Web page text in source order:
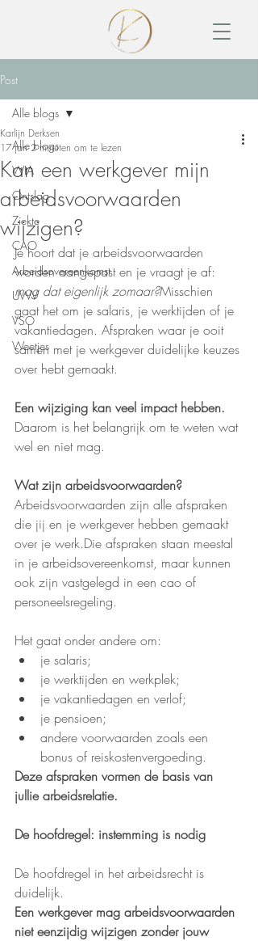
Post
Alle blogs
WIA
Ontslag
Ziekte
CAO
Arbeidsovereenkomst
UWV
VSO
Weetjes
Alle blogs
Kan een werkgever mijn
arbeidsvoorwaarden
wijzigen?
Karlijn Derksen
17 jan 2 minuten om te lezen
Je hoort dat je arbeidsvoorwaarden
worden aangepast en je vraagt je af:
mag dat eigenlijk zomaar?Misschien
gaat het om je salaris, je werktijden of je
vakantiedagen. Afspraken waar je ooit
samen met je werkgever duidelijke keuzes
over hebt gemaakt.
Een wijziging kan veel impact hebben.
Daarom is het belangrijk om te weten wat
wel en niet mag.
Wat zijn arbeidsvoorwaarden?
Arbeidsvoorwaarden zijn alle afspraken
die jij en je werkgever hebben gemaakt
over je werk.Die afspraken staan meestal
in je arbeidsovereenkomst, maar kunnen
ook zijn vastgelegd in een cao of
personeelsregeling.
Het gaat onder andere om:
je salaris;
je werktijden en werkplek;
je vakantiedagen en verlof;
je pensioen;
andere voorwaarden zoals een
bonus of reiskostenvergoeding.
Deze afspraken vormen de basis van
jullie arbeidsrelatie.
De hoofdregel: instemming is nodig
De hoofdregel in het arbeidsrecht is
duidelijk.
Een werkgever mag arbeidsvoorwaarden
niet eenzijdig wijzigen zonder jouw